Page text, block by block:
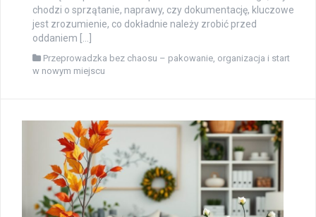
chodzi o sprzątanie, naprawy, czy dokumentację, kluczowe
jest zrozumienie, co dokładnie należy zrobić przed
oddaniem […]
Przeprowadzka bez chaosu – pakowanie, organizacja i start
w nowym miejscu